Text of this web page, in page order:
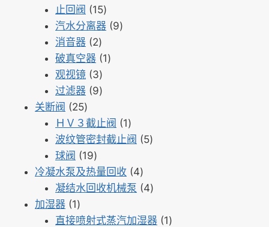
品产
品 产
止回阀 1515
个
品
汽水分离器 99
消音器 22
个
产
品
破真空器 11
观视镜 33
个
品
过滤器 99
产
品
关断阀 2525
个
产
品
ＨＶ３截止阀 11
个
品
波纹管密封截止阀 55
品
球阀 1919
个
产
冷凝水泵及热量回收 44
个
品
凝结水回收机械泵 44
产
加湿器 11
个
直接喷射式蒸汽加湿器 11